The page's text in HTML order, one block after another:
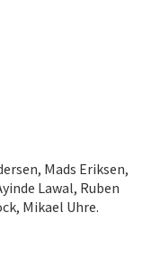
Mads Eriksen,
Lawal, Ruben
Mikael Uhre.